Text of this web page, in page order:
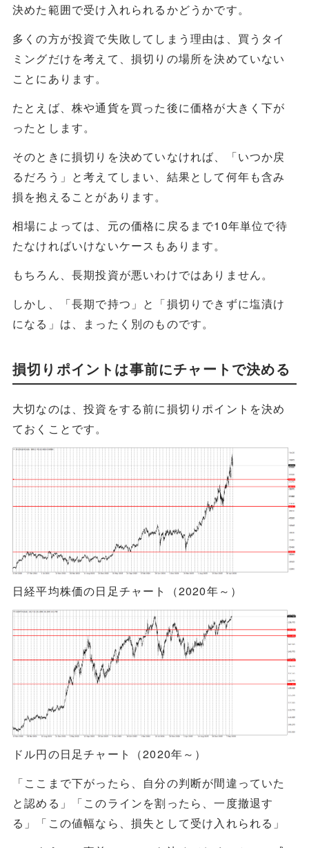
決めた範囲で受け入れられるかどうかです。
多くの方が投資で失敗してしまう理由は、買うタイ
ミングだけを考えて、損切りの場所を決めていない
ことにあります。
たとえば、株や通貨を買った後に価格が大きく下が
ったとします。
そのときに損切りを決めていなければ、「いつか戻
るだろう」と考えてしまい、結果として何年も含み
損を抱えることがあります。
相場によっては、元の価格に戻るまで10年単位で待
たなければいけないケースもあります。
もちろん、長期投資が悪いわけではありません。
しかし、「長期で持つ」と「損切りできずに塩漬け
になる」は、まったく別のものです。
損切りポイントは事前にチャートで決める
大切なのは、投資をする前に損切りポイントを決め
ておくことです。
日経平均株価の日足チャート（2020年～）
ドル円の日足チャート（2020年～）
「ここまで下がったら、自分の判断が間違っていた
と認める」「このラインを割ったら、一度撤退す
る」「この値幅なら、損失として受け入れられる」